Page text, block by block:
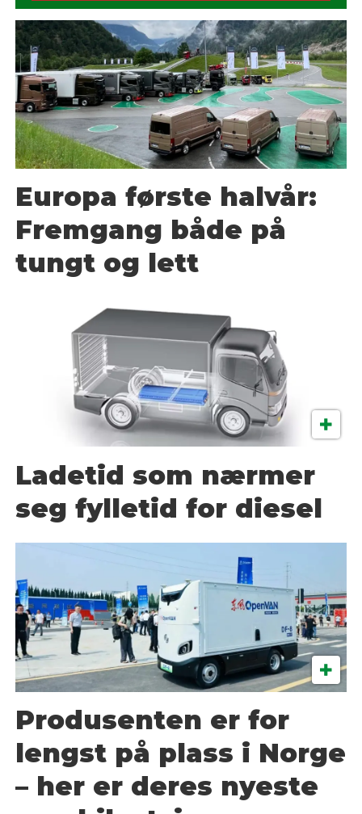
Europa første halvår:
Fremgang både på
tungt og lett
Ladetid som nærmer
seg fylletid for diesel
Produsenten er for
lengst på plass i Norge
– her er deres nyeste